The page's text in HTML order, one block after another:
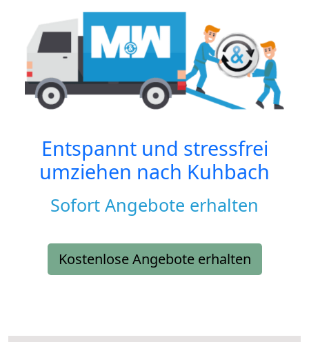
Entspannt und stressfrei
umziehen nach Kuhbach
Sofort Angebote erhalten
Kostenlose Angebote erhalten